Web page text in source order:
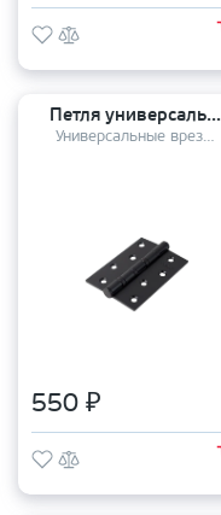
Петля универсальная Pallini PH-3 100*70*3 4BB MatBlack матовая черная гальваника
Универсальные врезные петли
550 ₽